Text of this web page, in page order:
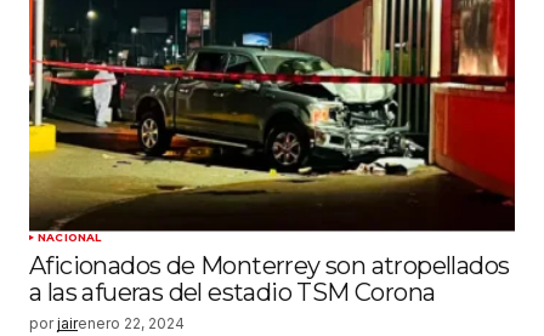
NACIONAL
Aficionados de Monterrey son atropellados
a las afueras del estadio TSM Corona
por jairenero 22, 2024